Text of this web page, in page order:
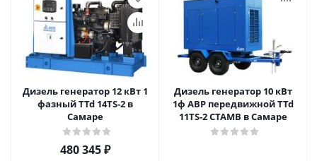
Дизель генератор 12 кВт 1
фазный TTd 14TS-2 в
Самаре
480 345₽
Дизель генератор 10 кВт
1ф АВР передвижной TTd
11TS-2 CTAMB в Самаре